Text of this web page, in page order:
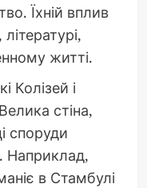
Їхній вплив
житті.
Колізей і
стіна,
споруди
Наприклад,
в Стамбулі